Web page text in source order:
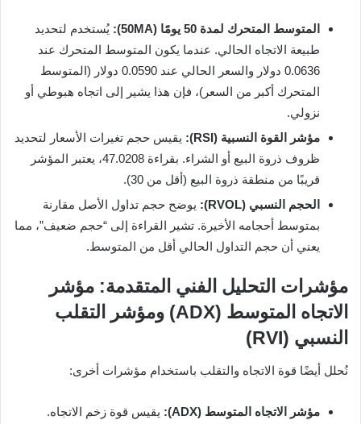
المتوسط المتحرك لمدة 50 يومًا (50MA):
يُستخدم لتحديد
طبيعة الاتجاه الحالي. عندما يكون المتوسط المتحرك عند
0.0636 دولار والسعر الحالي عند 0.0590 دولار (المتوسط
المتحرك أكبر من السعر)، فإن هذا يشير إلى اتجاه هبوطي أو
نزولي.
مؤشر القوة النسبية (RSI):
يقيس حجم تغيرات الأسعار لتحديد
ظروف ذروة البيع أو الشراء. بقراءة 47.0208، يعتبر المؤشر
قريبًا من منطقة ذروة البيع (أقل من 30).
الحجم النسبي (RVOL):
يوضح حجم تداول الأصل مقارنة
بمتوسط أحجامه الأخيرة. تشير القراءة إلى “حجم ضعيف”، مما
يعني أن حجم التداول الحالي أقل من المتوسط.
مؤشرات التحليل الفني المتقدمة: مؤشر
الاتجاه المتوسط (ADX) ومؤشر التقلب
النسبي (RVI)
نُحلل أيضًا قوة الاتجاه والتقلب باستخدام مؤشرات أخرى:
مؤشر الاتجاه المتوسط (ADX):
يقيس قوة زخم الاتجاه.